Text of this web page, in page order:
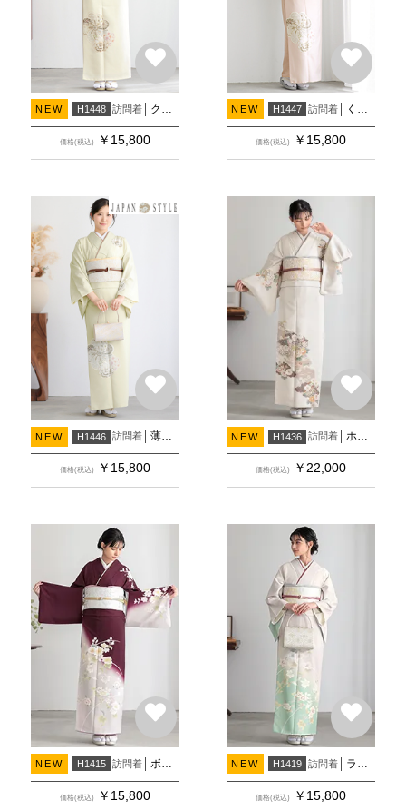
NEW H1448 訪問着
価格(税込) ￥ 15,800
NEW H1447 訪問着
価格(税込) ￥ 15,800
NEW H1446 訪問着 薄ヒワ色 片身変わり 七宝捻じれ梅
価格(税込) ￥ 15,800
NEW H1436 訪問着 ホワイトベージュ 吉祥文様
価格(税込) ￥22,000
NEW H1415 訪問着 ボルドー 芙蓉に鉄線
価格(税込) ￥ 15,800
NEW H1419 訪問着 ライトローズグレー×ライトグリーン 芙蓉に鉄線
価格(税込) ￥ 15,800